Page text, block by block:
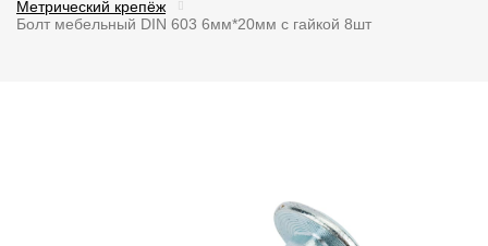
Метрический крепёж
Болт мебельный DIN 603 6мм*20мм с гайкой 8шт